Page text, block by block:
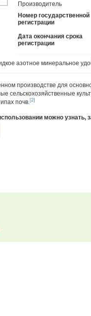
Производитель
Номер государственной
регистрации
Дата окончания срока
регистрации
азотное минеральное
производстве для
сельскохозяйственные
почв.[2]
можно узнать,